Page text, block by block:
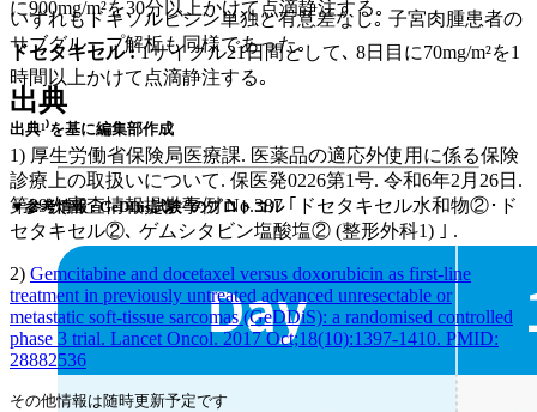
いずれもドキソルビシン単独と有意差なし｡ 子宮肉腫患者の
サブグループ解析も同様であった｡
出典
1) 厚生労働省保険局医療課. 医薬品の適応外使用に係る保険
診療上の取扱いについて. 保医発0226第1号. 令和6年2月26日.
第29次審査情報提供事例 No.387 ｢ドセタキセル水和物②･ド
セタキセル②､ ゲムシタビン塩酸塩② (整形外科1) ｣ .
2) Gemcitabine and docetaxel versus doxorubicin as first-line
treatment in previously untreated advanced unresectable or
metastatic soft-tissue sarcomas (GeDDiS): a randomised controlled
phase 3 trial. Lancet Oncol. 2017 Oct;18(10):1397-1410. PMID:
28882536
その他情報は随時更新予定です
に900mg/m²を30分以上かけて点滴静注する｡
ドセタキセル :1サイクル21日間として､ 8日目に70mg/m²を1
時間以上かけて点滴静注する｡
出典¹⁾を基に編集部作成
▼参考情報 : GeDDis試験²⁾のプロトコル